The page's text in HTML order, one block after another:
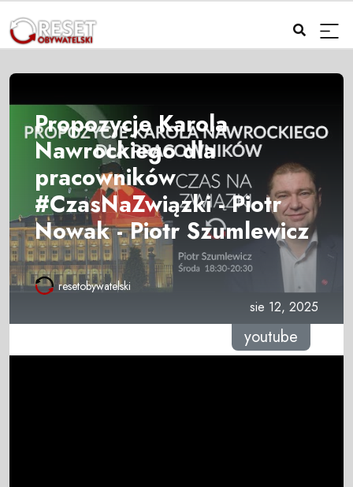
Propozycje Karola
Nawrockiego dla
pracowników
#CzasNaZwiązki - Piotr
Nowak - Piotr Szumlewicz
resetobywatelski
sie 12, 2025
youtube